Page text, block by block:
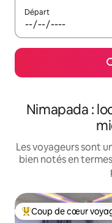
Départ
Nimapada :
Les voyageurs sont
bien notés en
Coups de cœur
Coup de cœur